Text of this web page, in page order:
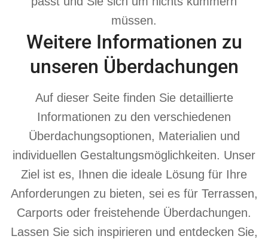
müssen.
Weitere Informationen zu
unseren Überdachungen
Auf dieser Seite finden Sie detaillierte
Informationen zu den verschiedenen
Überdachungsoptionen, Materialien und
individuellen Gestaltungsmöglichkeiten. Unser
Ziel ist es, Ihnen die ideale Lösung für Ihre
Anforderungen zu bieten, sei es für Terrassen,
Carports oder freistehende Überdachungen.
Lassen Sie sich inspirieren und entdecken Sie,